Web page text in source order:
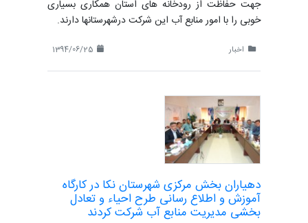
جهت حفاظت از رودخانه های استان همکاری بسیاری
خوبی را با امور منابع آب این شرکت درشهرستانها دارند.
اخبار
دهیاران بخش مرکزی شهرستان نکا در کارگاه
آموزش و اطلاع رسانی طرح احیاء و تعادل
بخشی مدیریت منابع آب شرکت کردند